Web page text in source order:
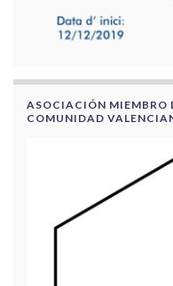
ASOCIACIÓN MIEMBRO
COMUNIDAD